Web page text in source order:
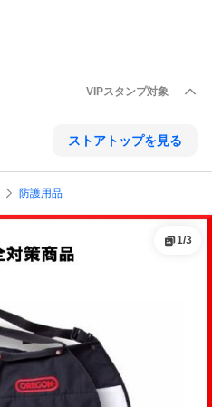
VIPスタンプ対象
ストアトップを見る
防護用品
1/3